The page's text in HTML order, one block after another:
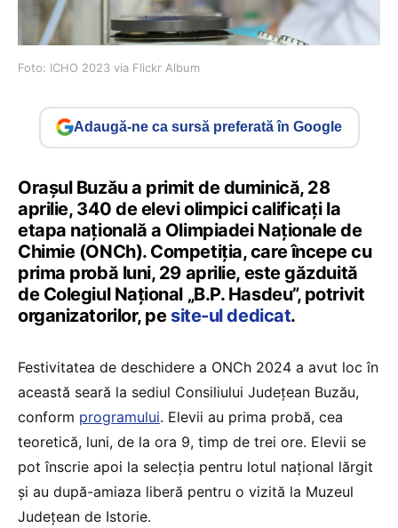
Foto: ICHO 2023 via Flickr Album
Adaugă-ne ca sursă preferată în Google
Orașul Buzău a primit de duminică, 28
aprilie, 340 de elevi olimpici calificați la
etapa națională a Olimpiadei Naționale de
Chimie (ONCh). Competiția, care începe cu
prima probă luni, 29 aprilie, este găzduită
de Colegiul Național „B.P. Hasdeu”, potrivit
organizatorilor, pe site-ul dedicat.
Festivitatea de deschidere a ONCh 2024 a avut loc în
această seară la sediul Consiliului Județean Buzău,
conform programului. Elevii au prima probă, cea
teoretică, luni, de la ora 9, timp de trei ore. Elevii se
pot înscrie apoi la selecția pentru lotul național lărgit
și au după-amiaza liberă pentru o vizită la Muzeul
Județean de Istorie.